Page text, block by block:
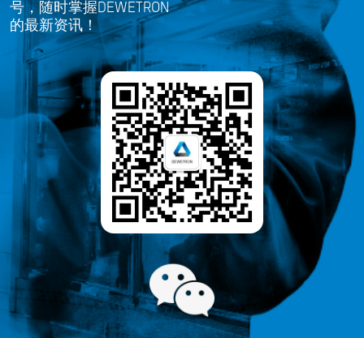
号，随时掌握DEWETRON
的最新资讯！